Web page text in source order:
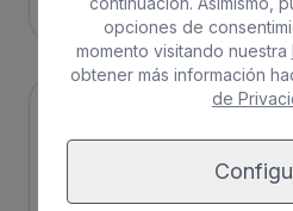
opciones de
momento visitando nuestra
obtener más información
de